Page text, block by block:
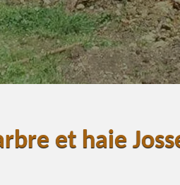
et haie